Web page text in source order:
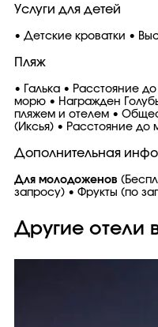
Услуги для детей
• Детские кроватки •
Пляж
• Галька • Расстояние
морю • Награжден
пляжем и отелем •
(Иксья) • Расстояние до
Дополнительная
Для молодоженов
запросу) • Фрукты (по
Другие отели